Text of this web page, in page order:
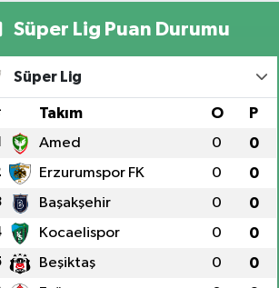
ÜNÜVERSİTESİ HASTANESİNİN KARŞISI TRAFİK
YANI Üniversite Mah.Yunus Emre Bulvarı
A
Süper Lig Puan Durumu
Süper Lig
Takım O P
Amed 0 0
Erzurumspor FK 0 0
Başakşehir 0 0
Kocaelispor 0 0
Beşiktaş 0 0